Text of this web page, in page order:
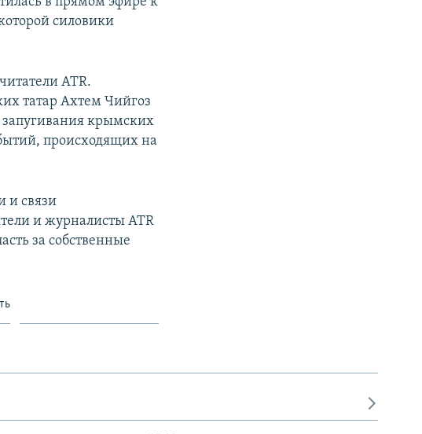
силовики
АТR.
татар Ахтем Чийгоз
крымских
происходящих на
и связи
и журналисты ATR
за собственные